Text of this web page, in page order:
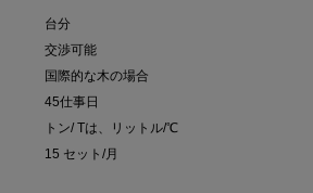
台分
交渉可能
国際的な木の場合
45仕事日
トン/ Tは、リットル/℃
15 セット/月